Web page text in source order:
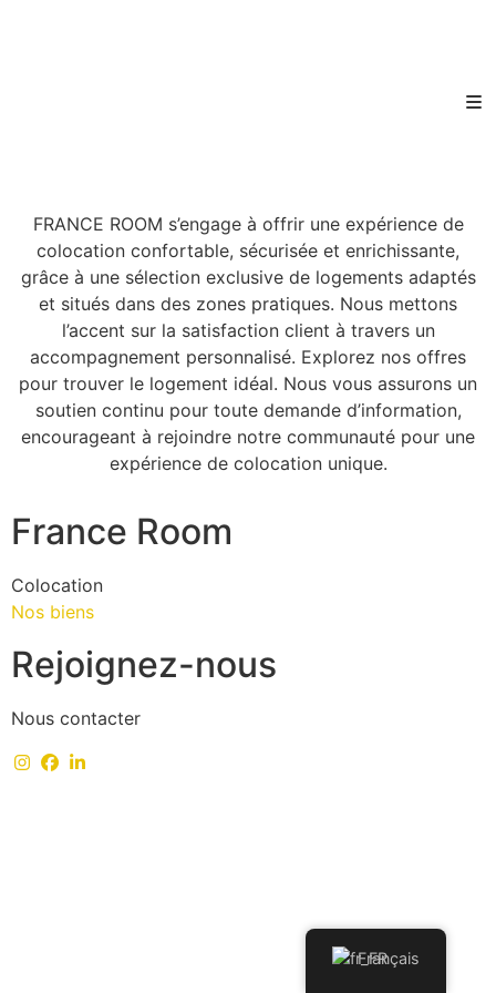
FRANCE ROOM s’engage à offrir une expérience de
colocation confortable, sécurisée et enrichissante,
grâce à une sélection exclusive de logements adaptés
et situés dans des zones pratiques. Nous mettons
l’accent sur la satisfaction client à travers un
accompagnement personnalisé. Explorez nos offres
pour trouver le logement idéal. Nous vous assurons un
soutien continu pour toute demande d’information,
encourageant à rejoindre notre communauté pour une
expérience de colocation unique.
France Room
Colocation
Nos biens
Rejoignez-nous
Nous contacter
Français